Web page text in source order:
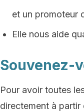
et un promoteur
Elle nous aide
Souvenez-
Pour avoir toutes
directement à partir